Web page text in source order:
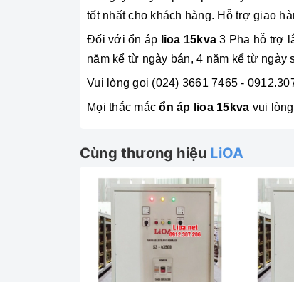
tốt nhất cho khách hàng. Hỗ trợ giao
Đối với ổn áp lioa 15kva 3 Pha hỗ trợ
năm kể từ ngày bán, 4 năm kể từ ngày
Vui lòng gọi (024) 3661 7465 -
Mọi thắc mắcổn áp lioa 15kva vui
Cùng thương hiệu LiOA